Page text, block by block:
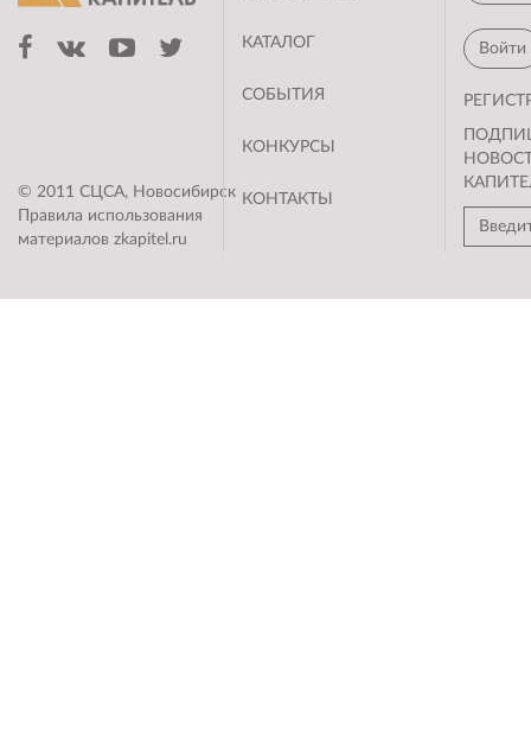
© 2011 СЦСА, Новосибирск
Правила использования
материалов zkapitel.ru
КАТАЛОГ
СОБЫТИЯ
КОНКУРСЫ
КОНТАКТЫ
Войти